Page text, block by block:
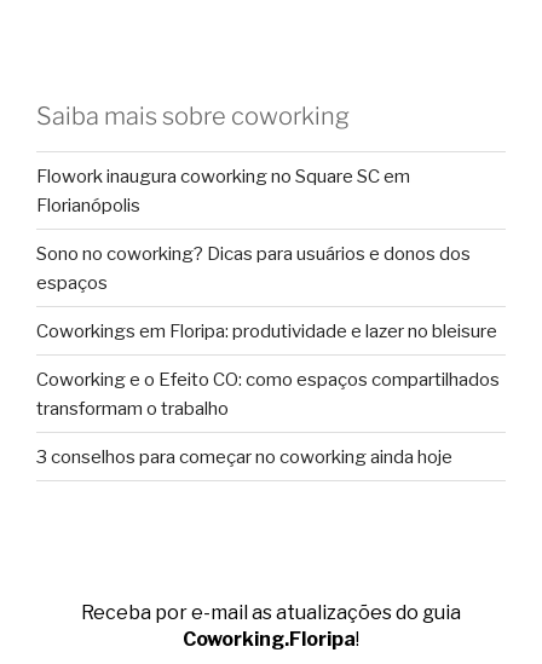
Saiba mais sobre coworking
Flowork inaugura coworking no Square SC em
Florianópolis
Sono no coworking? Dicas para usuários e donos dos
espaços
Coworkings em Floripa: produtividade e lazer no bleisure
Coworking e o Efeito CO: como espaços compartilhados
transformam o trabalho
3 conselhos para começar no coworking ainda hoje
Receba por e-mail as atualizações do guia
Coworking.Floripa!